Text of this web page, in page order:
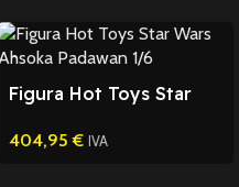
Figura Hot Toys Star
1/6
404,95€ IVA